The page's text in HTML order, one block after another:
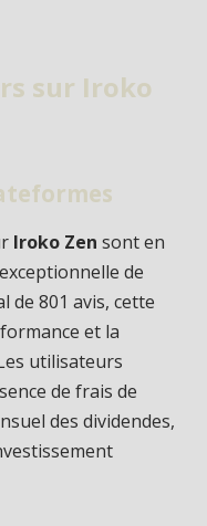
sur Iroko
Iroko Zen sont en
de
de 801 avis, cette
et la
utilisateurs
de frais de
des dividendes,